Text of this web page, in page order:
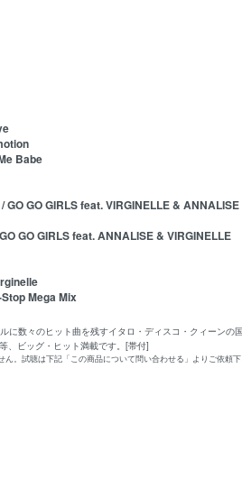
Babe
GO GO GIRLS feat. VIRGINELLE & ANNALISE
GO GIRLS feat. ANNALISE & VIRGINELLE
Mega Mix
に数々のヒット曲を残すイタロ・ディスコ・クィーン
、ビッグ・ヒット満載です。[帯付]
。試聴は下記「この商品について問い合わせる」よりご依頼下